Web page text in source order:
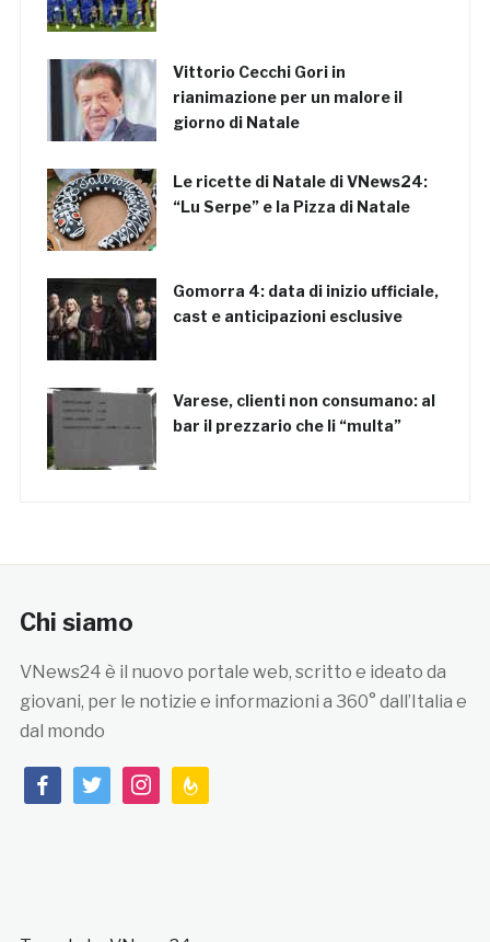
Vittorio Cecchi Gori in
rianimazione per un malore il
giorno di Natale
Le ricette di Natale di VNews24:
“Lu Serpe” e la Pizza di Natale
Gomorra 4: data di inizio ufficiale,
cast e anticipazioni esclusive
Varese, clienti non consumano: al
bar il prezzario che li “multa”
Chi siamo
VNews24 è il nuovo portale web, scritto e ideato da
giovani, per le notizie e informazioni a 360° dall’Italia e
dal mondo
facebooktwitterinstagramfeedburner